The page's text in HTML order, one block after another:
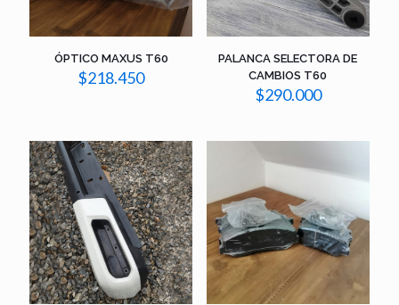
ÓPTICO MAXUS T60
$218.450
PALANCA SELECTORA DE
CAMBIOS T60
$290.000